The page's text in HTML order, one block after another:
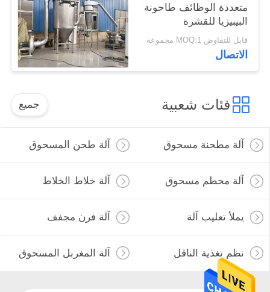
متعددة الوظائف طاحونة
البيبيزيا للقشرة
قابل للتفاوض MOQ:1 مجموعة
الاتصال
فئات شعبية جميع
آلة مطحنة مسحوق آلة طحن المسحوق
آلة محطم مسحوق آلة خلاط الخلاط
يملأ تعليب آلة آلة فرن مجفف
نظم تغذية الناقل آلة المغربل المسحوق